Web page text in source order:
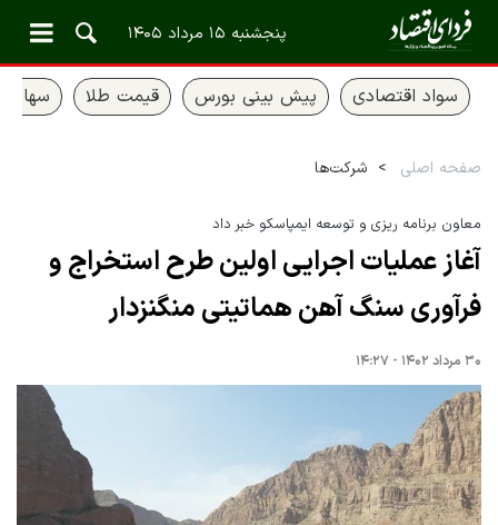
پنجشنبه ۱۵ مرداد ۱۴۰۵
سواد اقتصادی پیش بینی بورس قیمت طلا سهام
صفحه اصلی شرکت‌ها
معاون برنامه ریزی و توسعه ایمپاسکو خبر داد
آغاز عملیات اجرایی اولین طرح استخراج و
فرآوری سنگ آهن هماتیتی منگنزدار
۳۰ مرداد ۱۴۰۲ - ۱۴:۲۷